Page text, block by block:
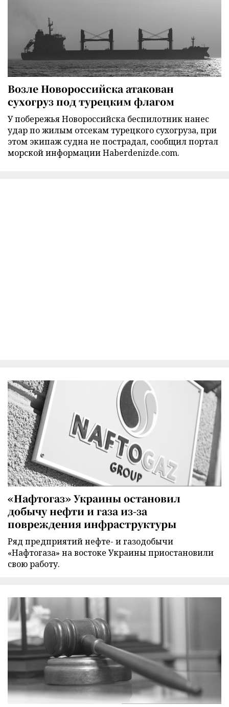
Возле Новороссийска атакован
сухогруз под турецким флагом
У побережья Новороссийска беспилотник нанес
удар по жилым отсекам турецкого сухогруза, при
этом экипаж судна не пострадал, сообщил портал
морской информации Haberdenizde.com.
«Нафтогаз» Украины остановил
добычу нефти и газа из-за
повреждения инфраструктуры
Ряд предприятий нефте- и газодобычи
«Нафтогаза» на востоке Украины приостановили
свою работу.